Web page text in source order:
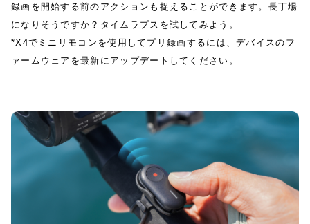
録画を開始する前のアクションも捉えることができます。長丁場
になりそうですか？タイムラプスを試してみよう。
*X4でミニリモコンを使用してプリ録画するには、デバイスのフ
ァームウェアを最新にアップデートしてください。